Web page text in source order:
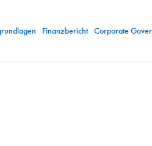
Finanzbericht Corporate